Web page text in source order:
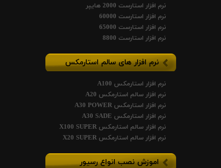
نرم افزار استارست 2000 هایپر
نرم افزار استارست 60000
نرم افزار استارست 65000
نرم افزار استارست 8800
نرم افزار های سالم استارمکس
نرم افزار استارمکس A100
نرم افزار سالم استارمکس A20
نرم افزار استارمکس A30 POWER
نرم افزار استارمکس A30 SADE
نرم افزار سالم استارمکس X100 SUPER
نرم افزار سالم استارمکس X20 SUPER
اموزش نصب انواع رسیور